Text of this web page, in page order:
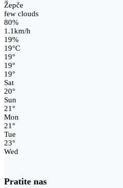
Žepče
few clouds
80%
1.1km/h
19%
19°C
19°
19°
19°
Sat
20°
Sun
21°
Mon
21°
Tue
23°
Wed
Pratite nas